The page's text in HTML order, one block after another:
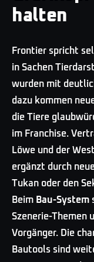
halten
Frontier spricht
in Sachen
wurden mit
dazu kommen
die Tiere
im Franchise.
Löwe und der
ergänzt durch
Tukan oder den
Beim Bau-System
Szenerie-Themen
Vorgänger. Die
Bautools sind